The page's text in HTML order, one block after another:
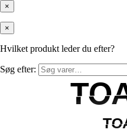
×
×
Hvilket produkt leder du efter?
Søg efter: